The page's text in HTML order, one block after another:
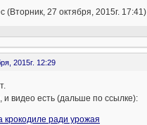
(Вторник, 27 октября, 2015г. 17:41)
2015г. 12:29
и видео есть (дальше по ссылке):
крокодиле ради урожая